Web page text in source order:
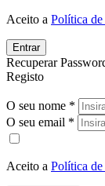
Aceito a Política
Entrar
Recuperar
Registo
O seu nome *
O seu email *
Aceito a Política